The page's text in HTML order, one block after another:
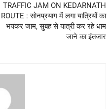
TRAFFIC JAM ON KEDARNATH
ROUTE : सोनप्रयाग में लगा यात्रियों का
भयंकर जाम, सुबह से यात्री कर रहे धाम
जाने का इंतजार